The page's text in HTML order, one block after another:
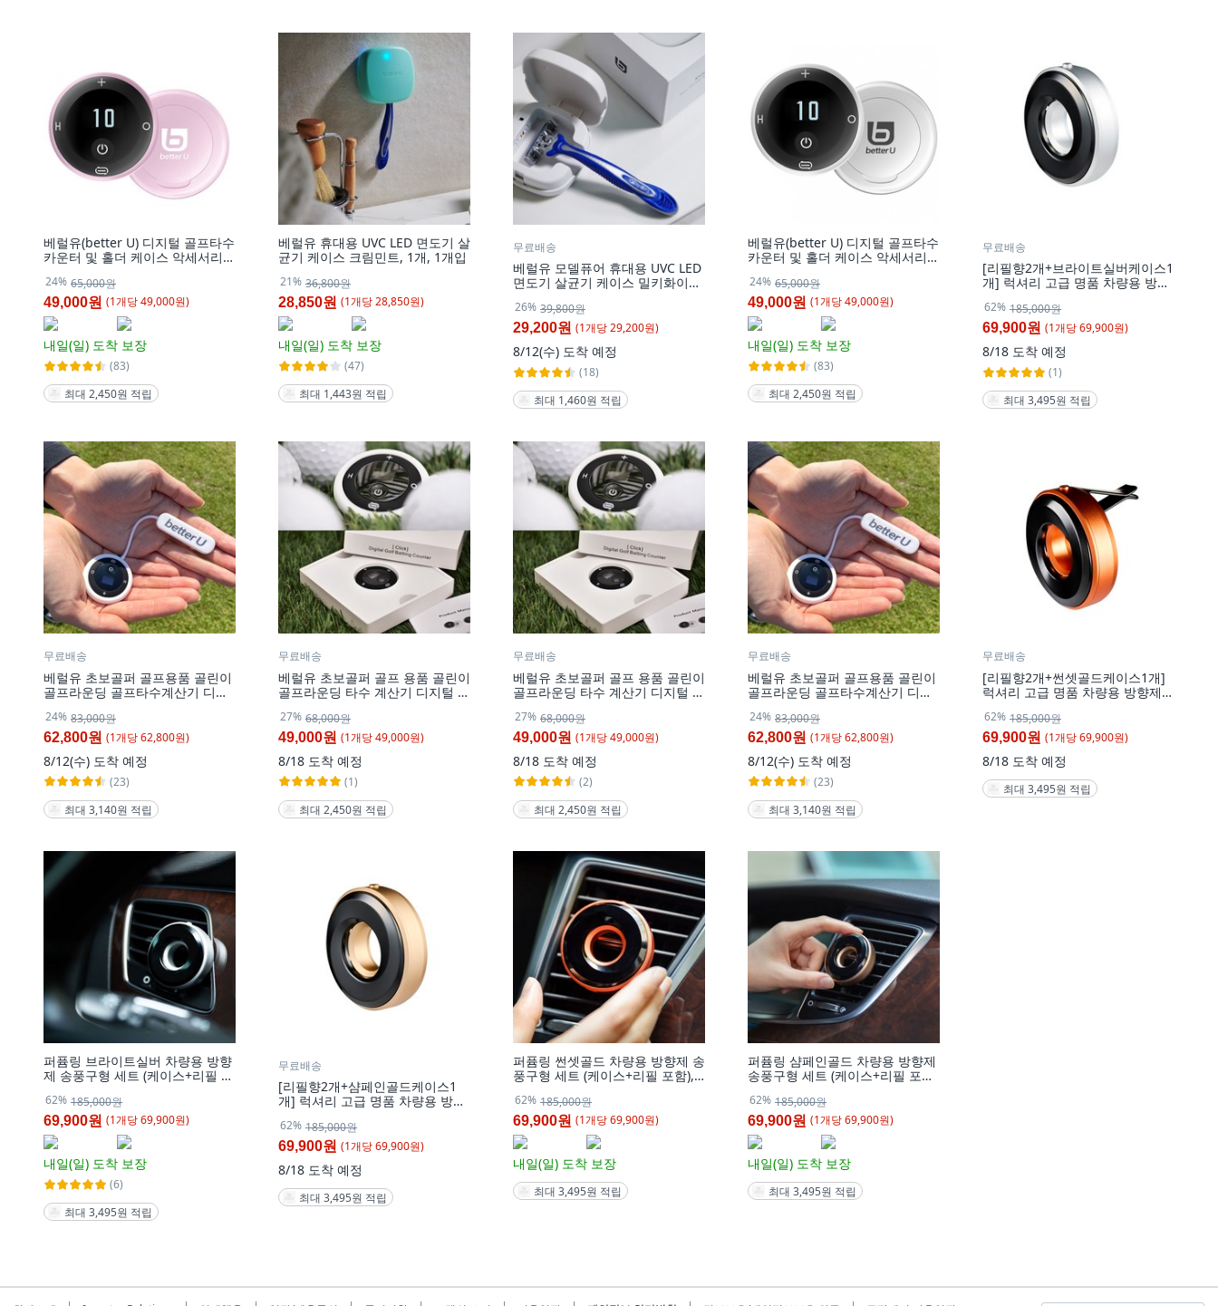
베럴유(better U) 디지털 골프타수
카운터 및 홀더 케이스 악세서리
24% 65,000원
49,000원 (1개당49,000원)
내일(일) 도착 보장
(83)
최대 2,450원 적립
베럴유 휴대용 UVC LED 면도기 살
균기 케이스 크림민트, 1개, 1개입
21% 36,800원
28,850원 (1개당28,850원)
내일(일) 도착 보장
(47)
최대 1,443원 적립
무료배송
베럴유 모델퓨어 휴대용 UVC LED
면도기 살균기 케이스 밀키화이트,
26% 39,800원
29,200원 (1개당29,200원)
8/12(수) 도착 예정
(18)
최대 1,460원 적립
베럴유(better U) 디지털 골프타수
카운터 및 홀더 케이스 악세서리
24% 65,000원
49,000원 (1개당49,000원)
내일(일) 도착 보장
(83)
최대 2,450원 적립
무료배송
[리필향2개+브라이트실버케이스1
개] 럭셔리 고급 명품 차량용 방향
1개
62% 185,000원
69,900원 (1개당69,900원)
8/18 도착 예정
(1)
최대 3,495원 적립
무료배송
베럴유 초보골퍼 골프용품 골린이
골프라운딩 골프타수계산기 디지
터 [세트 상품 : 타수계산기 + 케이
스], 핑크색 + 흰색, 1세트
24% 83,000원
62,800원 (1개당62,800원)
8/12(수) 도착 예정
(23)
최대 3,140원 적립
무료배송
베럴유 초보골퍼 골프 용품 골린이
골프라운딩 타수 계산기 디지털 골
버색 본체], 실버, 1개
27% 68,000원
49,000원 (1개당49,000원)
8/18 도착 예정
(1)
최대 2,450원 적립
무료배송
베럴유 초보골퍼 골프 용품 골린이
골프라운딩 타수 계산기 디지털 골
크색 본체], 핑크, 1개
27% 68,000원
49,000원 (1개당49,000원)
8/18 도착 예정
(2)
최대 2,450원 적립
무료배송
베럴유 초보골퍼 골프용품 골린이
골프라운딩 골프타수계산기 디지
터 [세트 상품 : 타수계산기 + 케이
스], 실버+흰색, 1개
24% 83,000원
62,800원 (1개당62,800원)
8/12(수) 도착 예정
(23)
최대 3,140원 적립
무료배송
[리필향2개+썬셋골드케이스1개]
럭셔리 고급 명품 차량용 방향제
개
62% 185,000원
69,900원 (1개당69,900원)
8/18 도착 예정
최대 3,495원 적립
퍼퓸링 브라이트실버 차량용 방향
제 송풍구형 세트 (케이스+리필 포
62% 185,000원
69,900원 (1개당69,900원)
내일(일) 도착 보장
(6)
최대 3,495원 적립
무료배송
[리필향2개+샴페인골드케이스1
개] 럭셔리 고급 명품 차량용 방향
1개
62% 185,000원
69,900원 (1개당69,900원)
8/18 도착 예정
최대 3,495원 적립
퍼퓸링 썬셋골드 차량용 방향제 송
풍구형 세트 (케이스+리필 포함), 1
62% 185,000원
69,900원 (1개당69,900원)
내일(일) 도착 보장
최대 3,495원 적립
퍼퓸링 샴페인골드 차량용 방향제
송풍구형 세트 (케이스+리필 포
62% 185,000원
69,900원 (1개당69,900원)
내일(일) 도착 보장
최대 3,495원 적립